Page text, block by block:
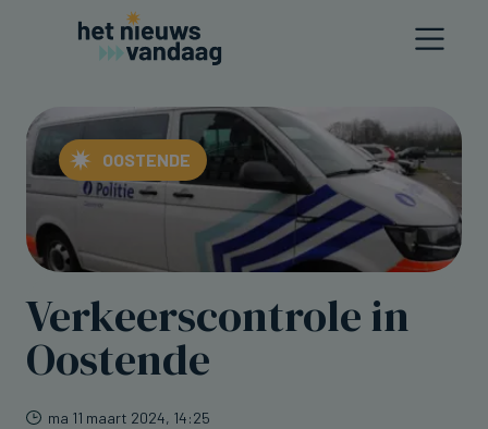
OOSTENDE
Verkeerscontrole in
Oostende
ma 11 maart 2024, 14:25